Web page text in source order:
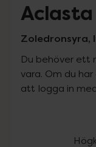
Aclasta
Zoledronsyra,
Du behöver ett
vara. Om du
att logga in